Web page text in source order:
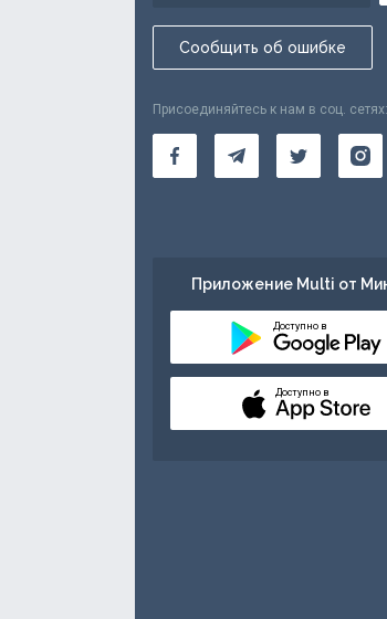
Сообщить об ошибке
Присоединяйтесь к нам в соц. сетях:
Приложение Multi от
Доступно в
Доступно в